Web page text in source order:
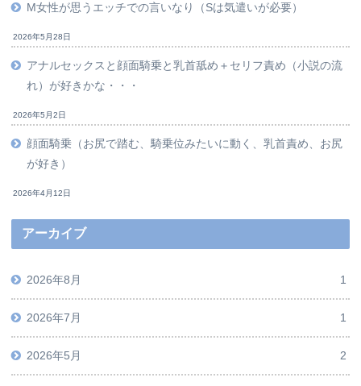
M女性が思うエッチでの言いなり（Sは気遣いが必要）
2026年5月28日
アナルセックスと顔面騎乗と乳首舐め＋セリフ責め（小説の流
れ）が好きかな・・・
2026年5月2日
顔面騎乗（お尻で踏む、騎乗位みたいに動く、乳首責め、お尻
が好き）
2026年4月12日
アーカイブ
2026年8月 1
2026年7月 1
2026年5月 2